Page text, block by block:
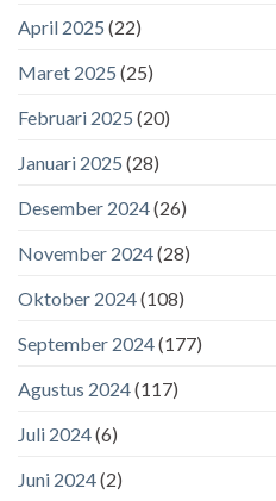
April 2025 (22)
Maret 2025 (25)
Februari 2025 (20)
Januari 2025 (28)
Desember 2024(26)
November 2024(28)
Oktober 2024(108)
September 2024(177)
Agustus 2024(117)
Juli 2024(6)
Juni 2024(2)